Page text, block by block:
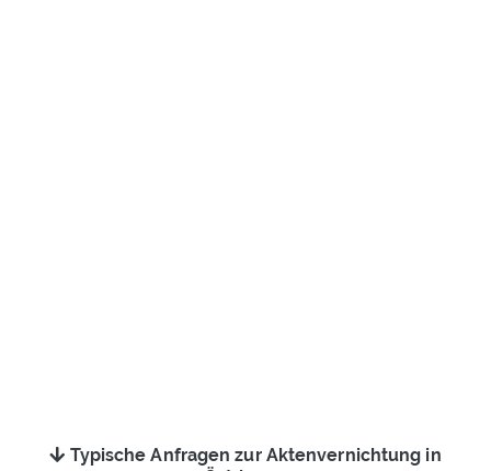
Typische Anfragen zur Aktenvernichtung in